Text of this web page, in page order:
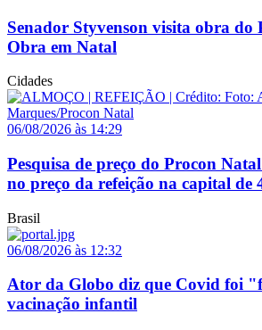
Senador Styvenson visita obra do
Obra em Natal
Cidades
06/08/2026 às 14:29
Pesquisa de preço do Procon
no preço da refeição na capital de
Brasil
06/08/2026 às 12:32
Ator da Globo diz que Covid foi
vacinação infantil